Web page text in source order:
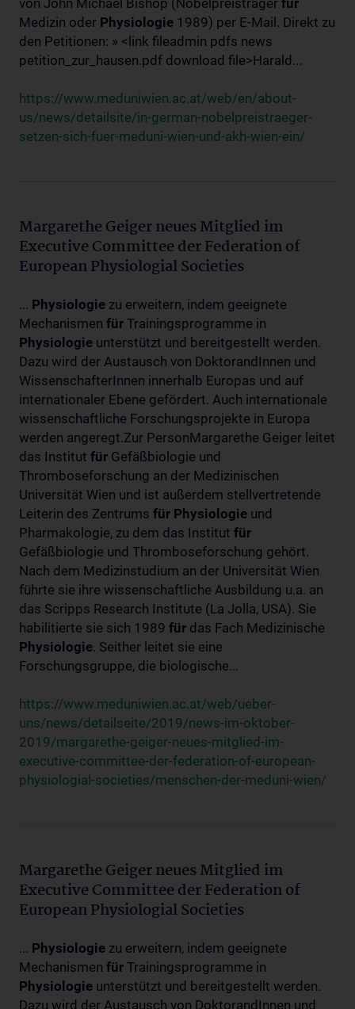
von John Michael Bishop (Nobelpreisträger für
Medizin oder Physiologie 1989) per E-Mail. Direkt zu
den Petitionen: » <link fileadmin pdfs news
petition_zur_hausen.pdf download file>Harald...
https://www.meduniwien.ac.at/web/en/about-
us/news/detailsite/in-german-nobelpreistraeger-
setzen-sich-fuer-meduni-wien-und-akh-wien-ein/
Margarethe Geiger neues Mitglied im
Executive Committee der Federation of
European Physiologial Societies
... Physiologie zu erweitern, indem geeignete
Mechanismen für Trainingsprogramme in
Physiologie unterstützt und bereitgestellt werden.
Dazu wird der Austausch von DoktorandInnen und
WissenschafterInnen innerhalb Europas und auf
internationaler Ebene gefördert. Auch internationale
wissenschaftliche Forschungsprojekte in Europa
werden angeregt.Zur PersonMargarethe Geiger leitet
das Institut für Gefäßbiologie und
Thromboseforschung an der Medizinischen
Universität Wien und ist außerdem stellvertretende
Leiterin des Zentrums für Physiologie und
Pharmakologie, zu dem das Institut für
Gefäßbiologie und Thromboseforschung gehört.
Nach dem Medizinstudium an der Universität Wien
führte sie ihre wissenschaftliche Ausbildung u.a. an
das Scripps Research Institute (La Jolla, USA). Sie
habilitierte sie sich 1989 für das Fach Medizinische
Physiologie. Seither leitet sie eine
Forschungsgruppe, die biologische...
https://www.meduniwien.ac.at/web/ueber-
uns/news/detailseite/2019/news-im-oktober-
2019/margarethe-geiger-neues-mitglied-im-
executive-committee-der-federation-of-european-
physiologial-societies/menschen-der-meduni-wien/
Margarethe Geiger neues Mitglied im
Executive Committee der Federation of
European Physiologial Societies
... Physiologie zu erweitern, indem geeignete
Mechanismen für Trainingsprogramme in
Physiologie unterstützt und bereitgestellt werden.
Dazu wird der Austausch von DoktorandInnen und